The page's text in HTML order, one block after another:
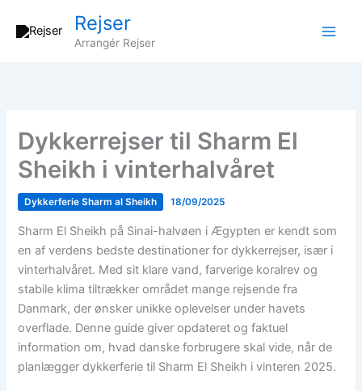
Rejser
Arrangér Rejser
Dykkerrejser til Sharm El
Sheikh i vinterhalvåret
Dykkerferie Sharm al Sheikh 18/09/2025
Sharm El Sheikh på Sinai-halvøen i Ægypten er kendt som
en af verdens bedste destinationer for dykkerrejser, især i
vinterhalvåret. Med sit klare vand, farverige koralrev og
stabile klima tiltrækker området mange rejsende fra
Danmark, der ønsker unikke oplevelser under havets
overflade. Denne guide giver opdateret og faktuel
information om, hvad danske forbrugere skal vide, når de
planlægger dykkerferie til Sharm El Sheikh i vinteren 2025.